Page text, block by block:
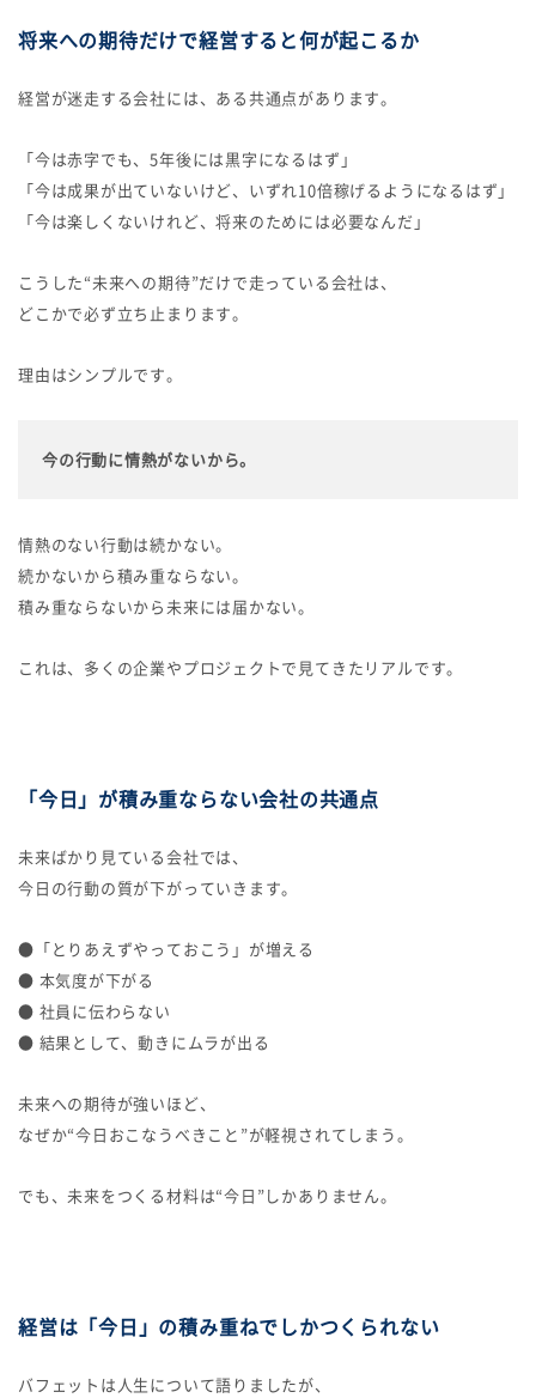
将来への期待だけで経営すると何が起こるか
経営が迷走する会社には、ある共通点があります。
「今は赤字でも、5年後には黒字になるはず」
「今は成果が出ていないけど、いずれ10倍稼げるようになるはず」
「今は楽しくないけれど、将来のためには必要なんだ」
こうした“未来への期待”だけで走っている会社は、
どこかで必ず立ち止まります。
理由はシンプルです。
今の行動に情熱がないから。
情熱のない行動は続かない。
続かないから積み重ならない。
積み重ならないから未来には届かない。
これは、多くの企業やプロジェクトで見てきたリアルです。
「今日」が積み重ならない会社の共通点
未来ばかり見ている会社では、
今日の行動の質が下がっていきます。
●「とりあえずやっておこう」が増える
● 本気度が下がる
● 社員に伝わらない
● 結果として、動きにムラが出る
未来への期待が強いほど、
なぜか“今日おこなうべきこと”が軽視されてしまう。
でも、未来をつくる材料は“今日”しかありません。
経営は「今日」の積み重ねでしかつくられない
バフェットは人生について語りましたが、